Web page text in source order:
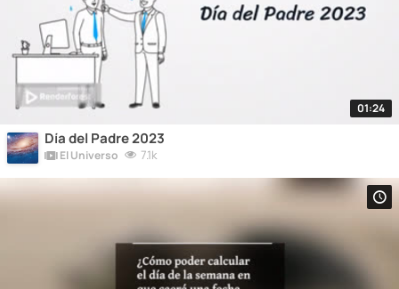
01:24
Día del Padre 2023
El Universo 7.1k